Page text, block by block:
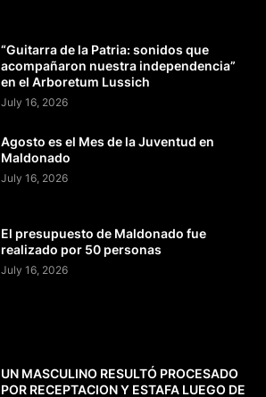
“Guitarra de la Patria: sonidos que
acompañaron nuestra independencia”
en el Arboretum Lussich
July 16, 2026
Agosto es el Mes de la Juventud en
Maldonado
July 16, 2026
El presupuesto de Maldonado fue
realizado por 50 personas
July 16, 2026
UN MASCULINO RESULTÓ PROCESADO
POR RECEPTACION Y ESTAFA LUEGO DE